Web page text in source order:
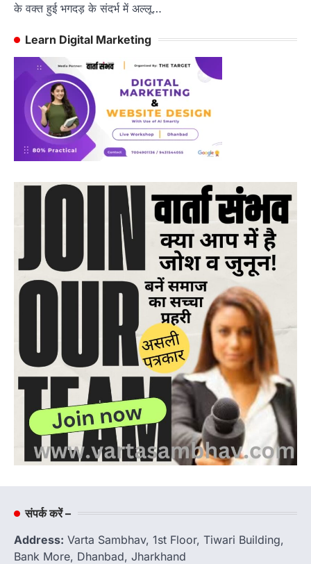
के वक्त हुई भगदड़ के संदर्भ में अल्लू…
Learn Digital Marketing
संपर्क करें –
Address: Varta Sambhav, 1st Floor, Tiwari Building,
Bank More, Dhanbad, Jharkhand